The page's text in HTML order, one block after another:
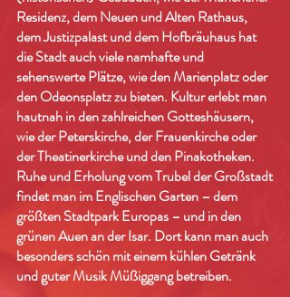
Residenz, dem Neuen und Alten Rathaus,
dem Justizpalast und dem Hofbräuhaus hat
die Stadt auch viele namhafte und
sehenswerte Plätze, wie den Marienplatz oder
den Odeonsplatz zu bieten. Kultur erlebt man
hautnah in den zahlreichen Gotteshäusern,
wie der Peterskirche, der Frauenkirche oder
der Theatinerkirche und den Pinakotheken.
Ruhe und Erholung vom Trubel der Großstadt
findet man im Englischen Garten – dem
größten Stadtpark Europas – und in den
grünen Auen an der Isar. Dort kann man auch
besonders schön mit einem kühlen Getränk
und guter Musik Müßiggang betreiben.